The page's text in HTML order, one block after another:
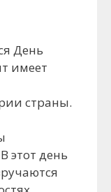
День
имеет
страны.
этот день